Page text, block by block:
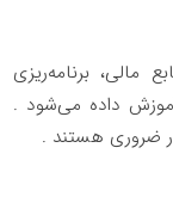
مالی، برنامه‌ریزی
داده می‌شود .
ضروری هستند .